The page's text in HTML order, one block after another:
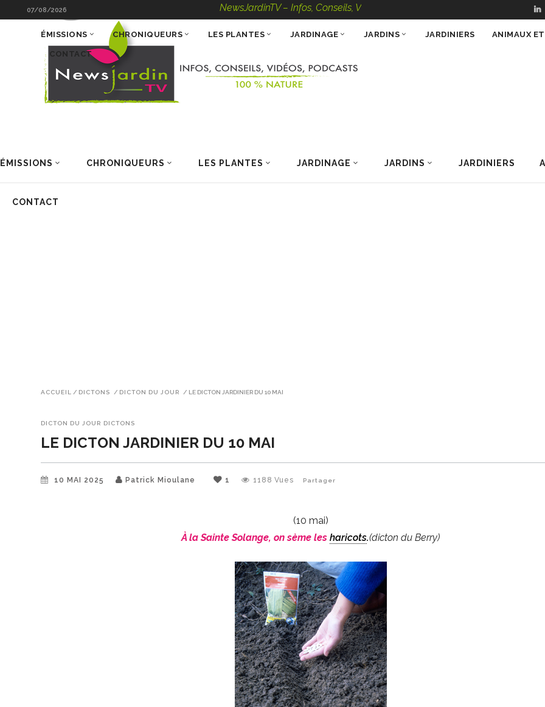
07/08/2026 NewsJardinTV – Infos, Conseils, Vidéos, Podcasts – 100 % Nature
ÉMISSIONS CHRONIQUEURS LES PLANTES JARDINAGE JARDINS JARDINIERS
CONTACT
ÉMISSIONS CHRONIQUEURS LES PLANTES JARDINAGE JARDINS JARDINIERS ANIMAUX
CONTACT
ACCUEIL / DICTONS / DICTON DU JOUR / LE DICTON JARDINIER DU 10 MAI
DICTON DU JOUR DICTONS
LE DICTON JARDINIER DU 10 MAI
10 MAI 2025 Patrick Mioulane 1 1188 Vues Partager
(10 mai)
À la Sainte Solange, on sème lesharicots.(dicton du Berry)